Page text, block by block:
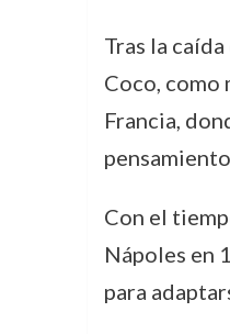
Tras la
Coco, como
Francia,
Con el
Nápoles en
para